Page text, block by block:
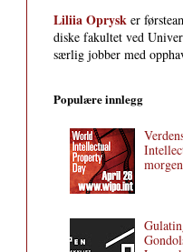
Liliia Oprysk er
diske fakultet ved
særlig jobber med
Populære innlegg